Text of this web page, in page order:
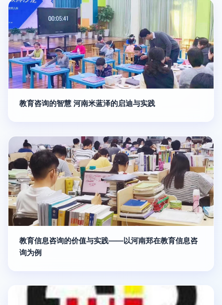
教育咨询的智慧 河南米蓝泽的启迪与实践
教育信息咨询的价值与实践——以河南郑在教育信息咨
询为例